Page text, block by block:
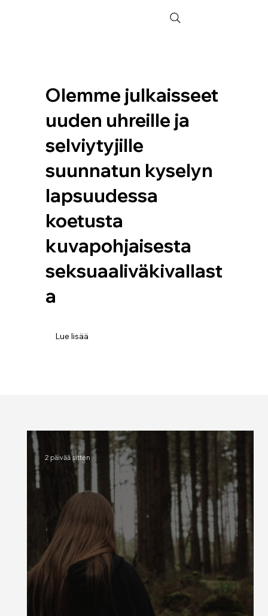
Olemme julkaisseet
uuden uhreille ja
selviytyjille
suunnatun kyselyn
lapsuudessa
koetusta
kuvapohjaisesta
seksuaaliväkivallast
a
Lue lisää
2 päivää sitten